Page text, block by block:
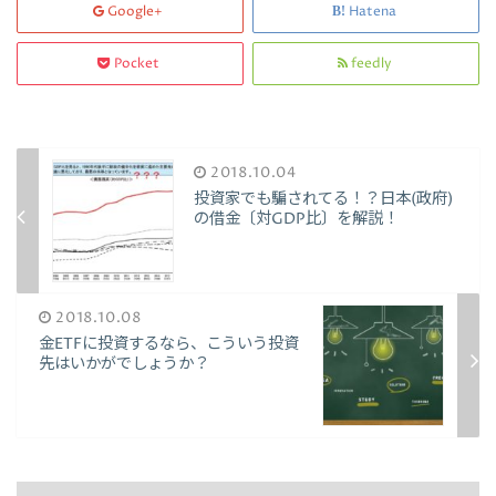
Google+ Hatena
Pocket feedly
2018.10.04
投資家でも騙されてる！？日本(政府)
の借金〔対GDP比〕を解説！
2018.10.08
金ETFに投資するなら、こういう投資
先はいかがでしょうか？